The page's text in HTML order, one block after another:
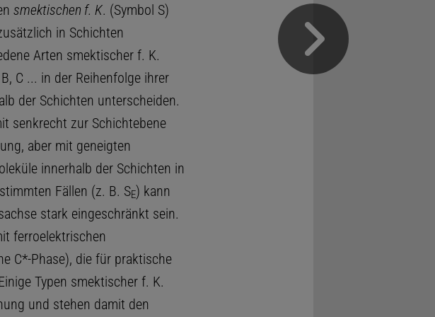
smektischen f. K. (Symbol S)
in Schichten
Arten smektischer f. K.
C ... in der Reihenfolge ihrer
der Schichten unterscheiden.
senkrecht zur Schichtebene
aber mit geneigten
innerhalb der Schichten in
Fällen (z. B. SE) kann
stark eingeschränkt sein.
ferroelektrischen
C*-Phase), die für praktische
Typen smektischer f. K.
und stehen damit den